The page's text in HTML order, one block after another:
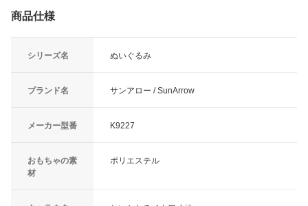
商品仕様
シリーズ名 ぬいぐるみ
ブランド名 サンアロー / SunArrow
メーカー型番 K9227
おもちゃの素
材
ポリエステル